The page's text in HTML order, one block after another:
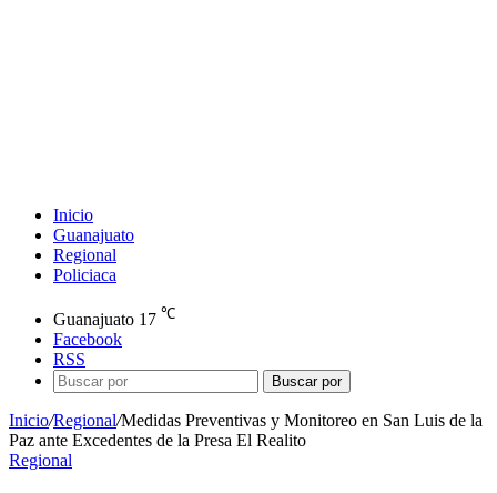
Inicio
Guanajuato
Regional
Policiaca
Guanajuato 17 ℃
Facebook
RSS
Buscar por
Inicio/Regional/Medidas Preventivas y Monitoreo en San Luis de la
Paz ante Excedentes de la Presa El Realito
Regional